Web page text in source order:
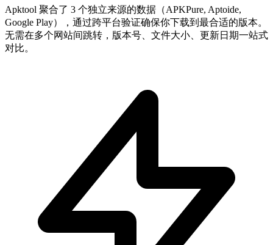
Apktool 聚合了 3 个独立来源的数据（APKPure, Aptoide,
Google Play），通过跨平台验证确保你下载到最合适的版本。
无需在多个网站间跳转，版本号、文件大小、更新日期一站式
对比。